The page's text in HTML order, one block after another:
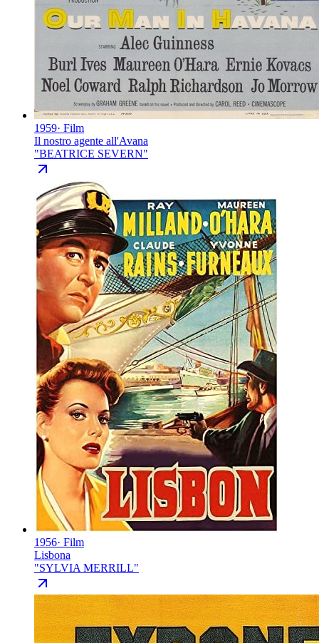
1959· Film
Il nostro agente all'Avana
"BEATRICE SEVERN"
1956· Film
Lisbona
"SYLVIA MERRILL"